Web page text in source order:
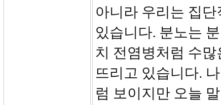
아니라 우리는 집
있습니다. 분노는
치 전염병처럼 수
뜨리고 있습니다.
럼 보이지만 오늘